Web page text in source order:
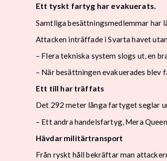
Ett tyskt fartyg har evakuerats.
Samtliga besättningsmedlemmar har
Attacken inträffade i Svarta havet
– Flera tekniska system slogs ut, en
– När besättningen evakuerades
Ett till har träffats
Det 292 meter långa fartyget seglar
– Ett andra handelsfartyg, Mera
Hävdar militärtransport
Från ryskt håll bekräftar man